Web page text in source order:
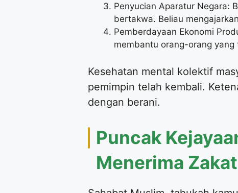
Penyucian Aparatur Negara:
bertakwa. Beliau
Pemberdayaan Ekonomi
membantu orang-orang
Kesehatan mental kolektif
pemimpin telah kembali.
dengan berani.
Puncak
Menerima Zakat